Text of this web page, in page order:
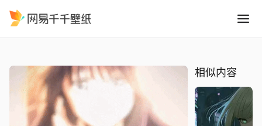
相似内容